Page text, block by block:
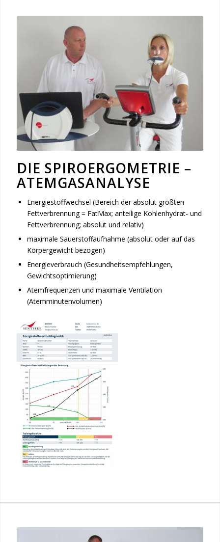
DIE SPIROERGOMETRIE –
ATEMGASANALYSE
Energiestoffwechsel (Bereich der absolut größten
Fettverbrennung = FatMax; anteilige Kohlenhydrat- und
Fettverbrennung; absolut und relativ)
maximale Sauerstoffaufnahme (absolut oder auf das
Körpergewicht bezogen)
Energieverbrauch (Gesundheitsempfehlungen,
Gewichtsoptimierung)
Atemfrequenzen und maximale Ventilation
(Atemminutenvolumen)